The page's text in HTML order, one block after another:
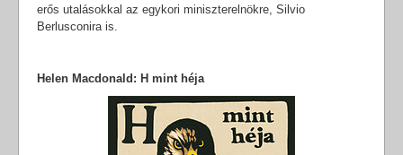
erős utalásokkal az egykori miniszterelnökre, Silvio
Berlusconira is.
Helen Macdonald: H mint héja